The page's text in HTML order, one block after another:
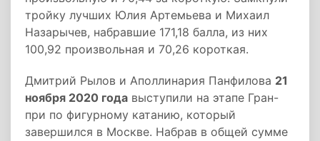
тройку лучших Юлия Артемьева и Михаил
Назарычев, набравшие 171,18 балла, из них
100,92 произвольная и 70,26 короткая.
Дмитрий Рылов и Аполлинария Панфилова 21
ноября 2020 года выступили на этапе Гран-
при по фигурному катанию, который
завершился в Москве. Набрав в общей сумме